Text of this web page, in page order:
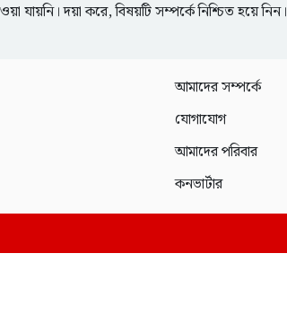
যায়নি। দয়া করে, বিষয়টি সম্পর্কে নিশ্চিত হয়ে নিন।
আমাদের সম্পর্কে
যোগাযোগ
আমাদের পরিবার
কনভার্টার